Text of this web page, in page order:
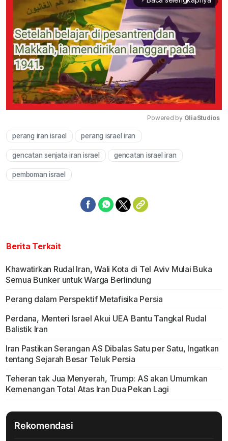
Powered by GliaStudios
perang iran israel perang israel iran
gencatan senjata iran israel gencatan israel iran
pemboman israel
Berita Terkait
Khawatirkan Rudal Iran, Wali Kota di Tel Aviv Mulai Buka
Semua Bunker untuk Warga Berlindung
Perang dalam Perspektif Metafisika Persia
Perdana, Menteri Israel Akui UEA Bantu Tangkal Rudal
Balistik Iran
Iran Pastikan Serangan AS Dibalas Satu per Satu, Ingatkan
tentang Sejarah Besar Teluk Persia
Teheran tak Jua Menyerah, Trump: AS akan Umumkan
Kemenangan Total Atas Iran Dua Pekan Lagi
Rekomendasi